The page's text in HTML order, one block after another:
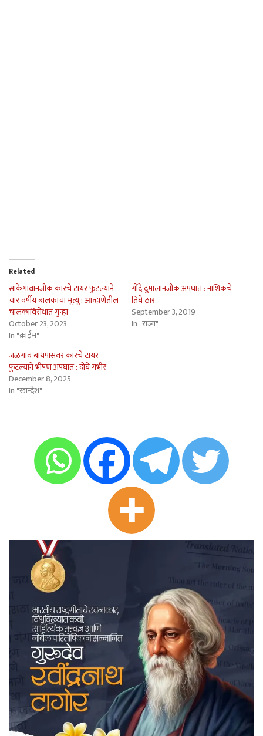
Related
साकेगावानजीक कारचे टायर फुटल्याने
चार वर्षीय बालकाचा मृत्यू : आव्हाणेतील
चालकाविरोधात गुन्हा
October 23, 2023
In "क्राईम"
गोंदे दुमालानजीक अपघात : नाशिकचे
तिघे ठार
September 3, 2019
In "राज्य"
जळगाव बायपासवर कारचे टायर
फुटल्याने भीषण अपघात : दोघे गंभीर
December 8, 2025
In "खान्देश"